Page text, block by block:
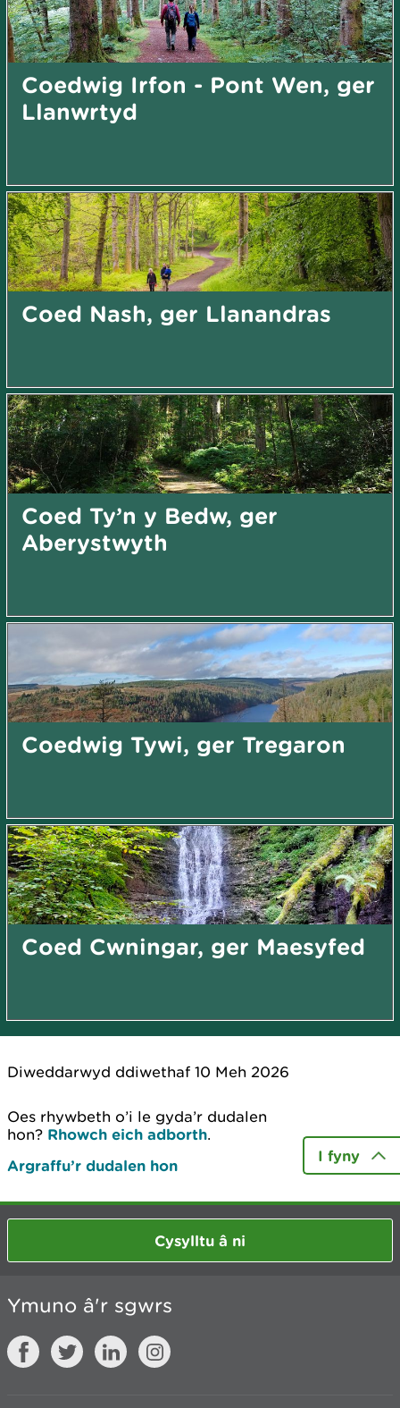
Coedwig Irfon - Pont Wen, ger
Llanwrtyd
Coed Nash, ger Llanandras
Coed Ty’n y Bedw, ger
Aberystwyth
Coedwig Tywi, ger Tregaron
Coed Cwningar, ger Maesyfed
Diweddarwyd ddiwethaf 10 Meh 2026
Oes rhywbeth o’i le gyda’r dudalen
hon? Rhowch eich adborth.
Argraffu’r dudalen hon
I fyny
Cysylltu â ni
Ymuno â'r sgwrs